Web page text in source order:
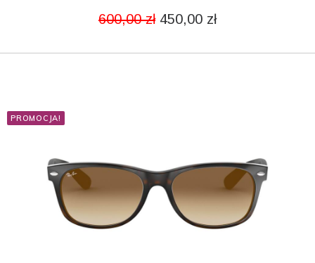
600,00zł 450,00 zł
PROMOCJA!